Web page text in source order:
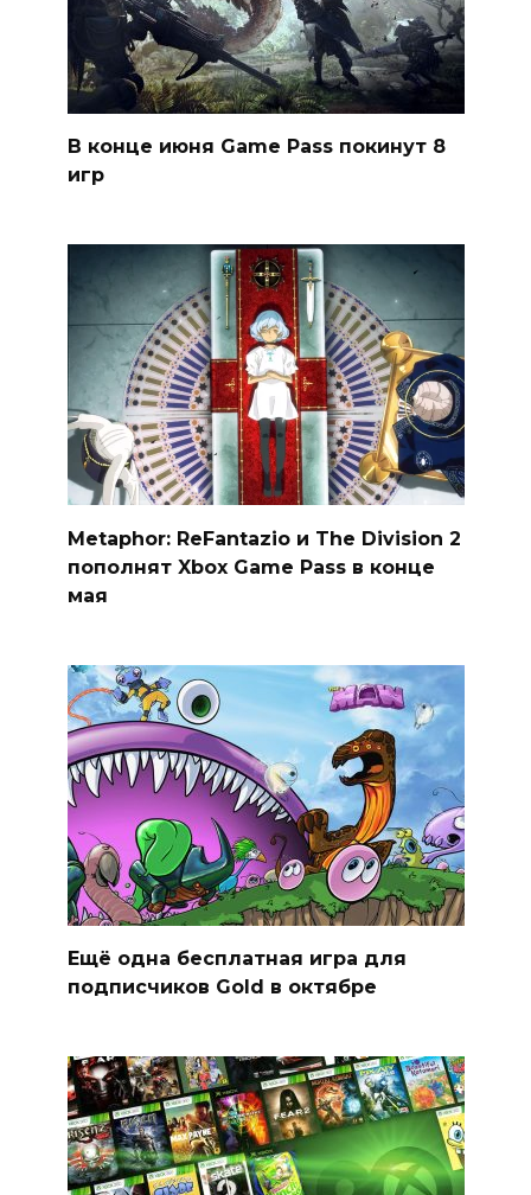
В конце июня Game Pass покинут 8
игр
Metaphor: ReFantazio и The Division 2
пополнят Xbox Game Pass в конце
мая
Ещё одна бесплатная игра для
подписчиков Gold в октябре